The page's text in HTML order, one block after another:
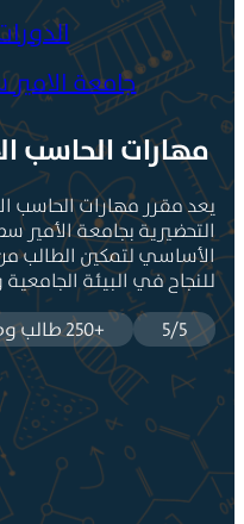
الدورات
جامعة الامير
الحاسب الآلي
بجامعة الأمير
لتمكين الطالب من
في البيئة الجامعية
5/5
+250 طالب وطالبة